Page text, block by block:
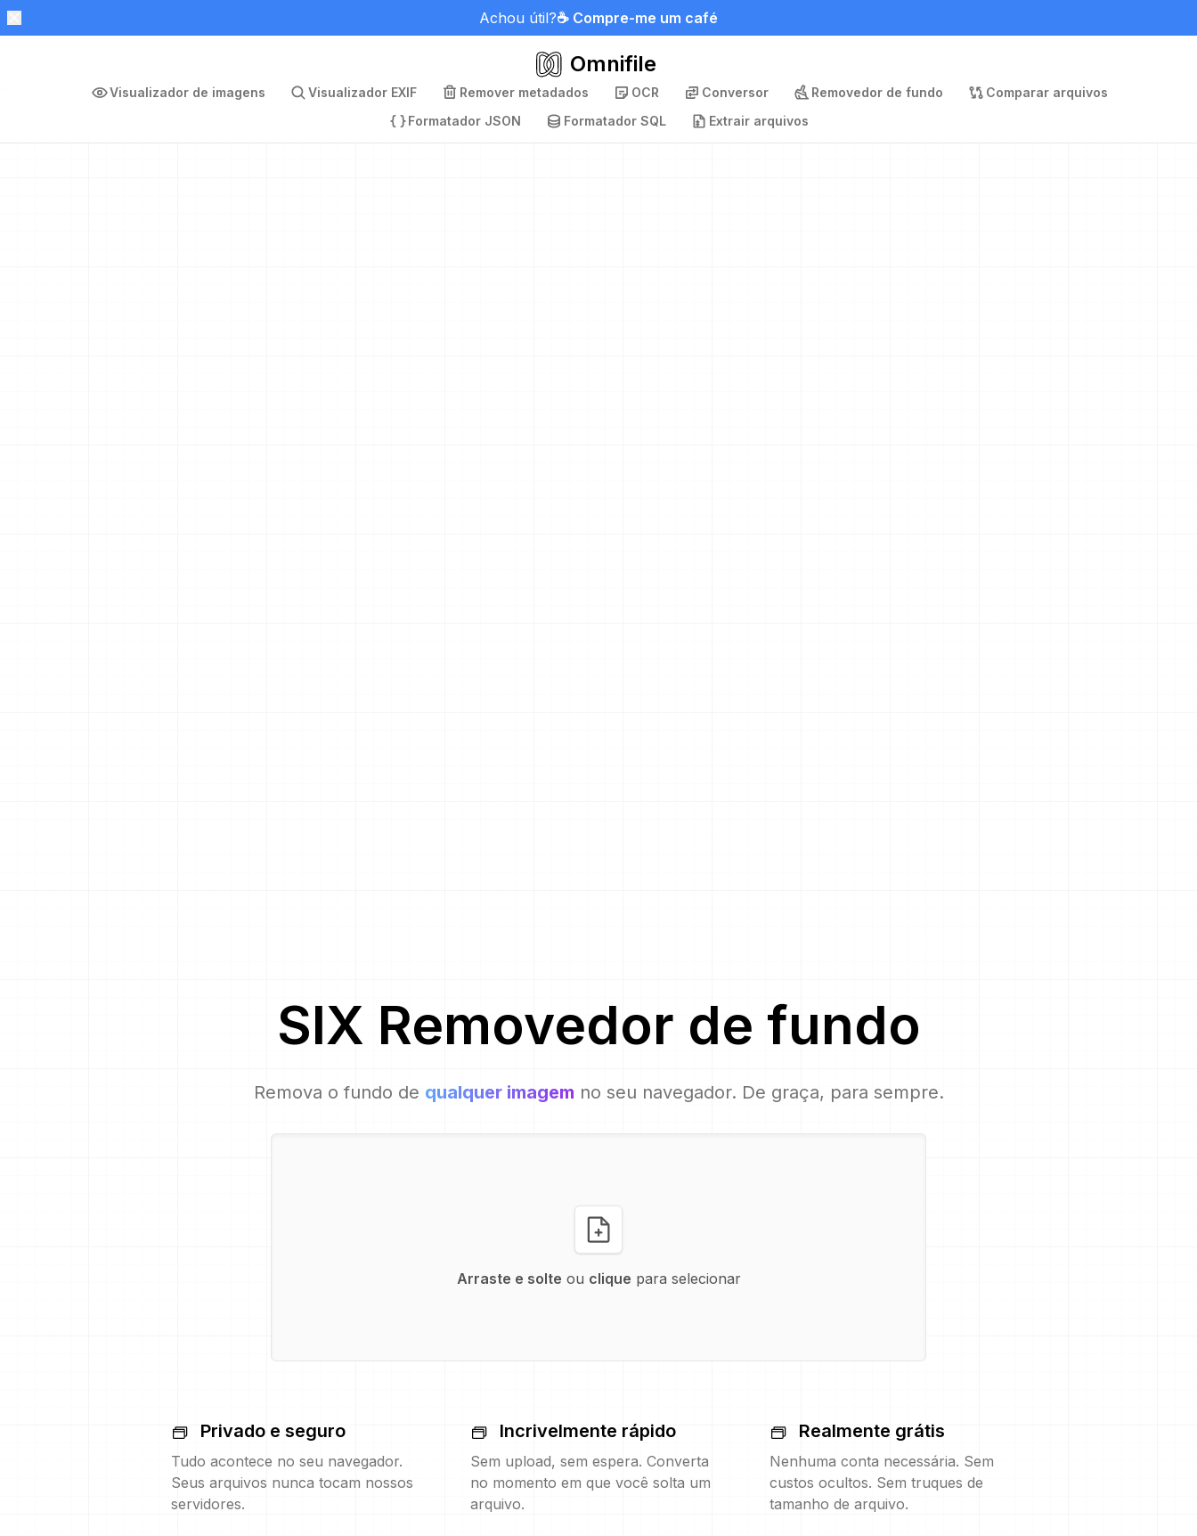
Achou útil?☕ Compre-me um café
Omnifile
Visualizador de imagens Visualizador EXIF Remover metadados OCR Conversor Removedor de fundo
Comparar arquivos
Formatador JSON
Formatador SQL Extrair arquivos
SIX Removedor de fundo
Remova o fundo de qualquer imagem no seu navegador. De graça, para sempre.
Arraste e solte ou clique para selecionar
Privado e seguro
Tudo acontece no seu navegador.
Seus arquivos nunca tocam nossos
servidores.
Incrivelmente rápido
Sem upload, sem espera. Converta
no momento em que você solta um
arquivo.
Realmente grátis
Nenhuma conta necessária. Sem
custos ocultos. Sem truques de
tamanho de arquivo.